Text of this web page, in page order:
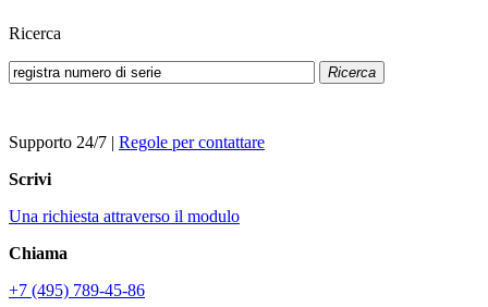
Ricerca
Ricerca
Supporto 24/7 | Regole per contattare
Scrivi
Una richiesta attraverso il modulo
Chiama
+7 (495) 789-45-86